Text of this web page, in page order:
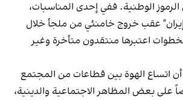
الرموز الوطنية. ففي إحدى المناسبات،
عقب خروج خامنئي من ملجأ خلال
اعتبرها منتقدون متأخرة وغير
اتساع الهوة بين قطاعات من المجتمع
على بعض المظاهر الاجتماعية والدينية،